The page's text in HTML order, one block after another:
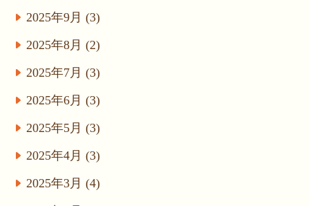
2025年9月 (3)
2025年8月 (2)
2025年7月 (3)
2025年6月 (3)
2025年5月 (3)
2025年4月 (3)
2025年3月 (4)